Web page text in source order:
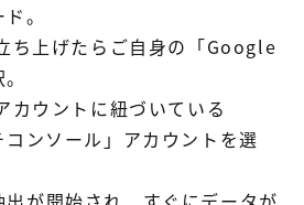
。
ち上げたらご自身の「Google
カウントに紐づいている
コンソール」アカウントを選